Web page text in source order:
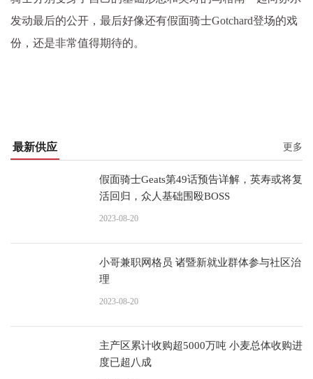
发动最后的公开，最后好像还有假面骑士Gotchard登场的戏
份，还是非常值得期待的。
最新供应 更多
假面骑士Geats第49话预告详解，英寿或将复
活回归，众人基础围殴BOSS
2023-08-20
小哥兼职网格员 诸暨新就业群体参与社区治
理
2023-08-20
主产区累计收购超5000万吨 小麦总体收购进
度已超八成